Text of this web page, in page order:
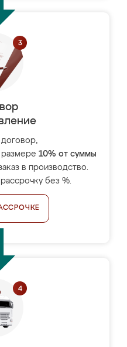
размере 10% от суммы
в производство.
без %.